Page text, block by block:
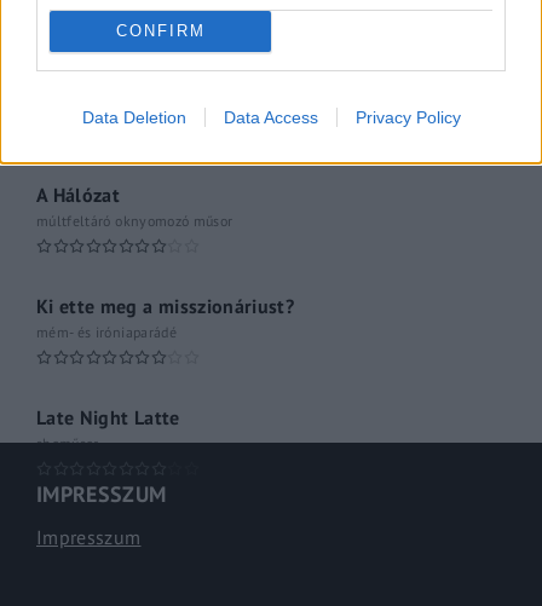
CONFIRM
Data Deletion Data Access Privacy Policy
Kulturális magazin
Hétvégi Magazin
A Hálózat
múltfeltáró oknyomozó műsor
Ki ette meg a misszionáriust?
mém- és iróniaparádé
Late Night Latte
shoműsor
IMPRESSZUM
Impresszum